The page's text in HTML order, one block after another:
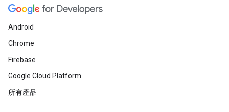
Android
Chrome
Firebase
Google Cloud Platform
所有產品